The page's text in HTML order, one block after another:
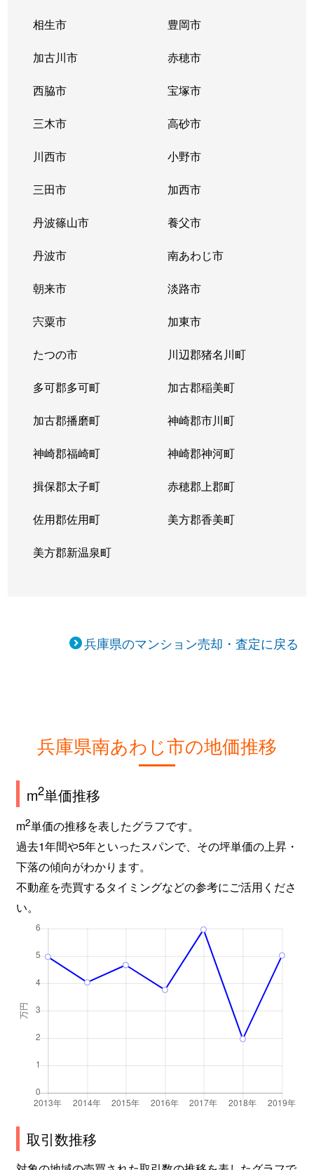
相生市 豊岡市
加古川市 赤穂市
西脇市 宝塚市
三木市 高砂市
川西市 小野市
三田市 加西市
丹波篠山市 養父市
丹波市 南あわじ市
朝来市 淡路市
宍粟市 加東市
たつの市 川辺郡猪名川町
多可郡多可町 加古郡稲美町
加古郡播磨町 神崎郡市川町
神崎郡福崎町 神崎郡神河町
揖保郡太子町 赤穂郡上郡町
佐用郡佐用町 美方郡香美町
美方郡新温泉町
兵庫県のマンション売却・査定に戻る
兵庫県南あわじ市の地価推移
m2単価推移
m2単価の推移を表したグラフです。
過去1年間や5年といったスパンで、その坪単価の上昇・
下落の傾向がわかります。
不動産を売買するタイミングなどの参考にご活用くださ
い。
取引数推移